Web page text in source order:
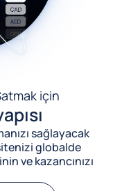
için
sağlayacak
globalde
ve kazancınızı